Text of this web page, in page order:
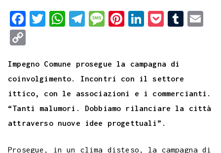
F
e
b
o
o
k
T
t
t
e
r
W
t
s
A
p
p
T
e
g
r
a
m
M
s
a
g
e
P
t
e
r
e
s
t
L
k
e
d
I
n
k
e
t
T
r
p
y
L
i
k
Impegno Comune prosegue la campagna di
coinvolgimento. Incontri con il settore
ittico, con le associazioni e i commercianti.
“Tanti malumori. Dobbiamo rilanciare la città
attraverso nuove idee progettuali”.​
Prosegue, in un clima disteso, la campagna di